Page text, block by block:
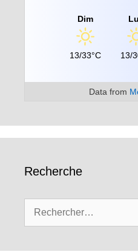
Dim
13/33°C 13/
Data from
Recherche
Rechercher :